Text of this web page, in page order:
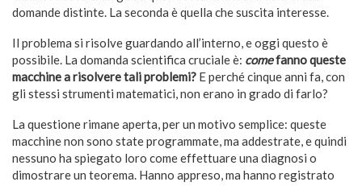
domande distinte. La seconda è quella che suscita interesse.
Il problema si risolve guardando all’interno, e oggi questo è
possibile. La domanda scientifica cruciale è: comefanno queste
macchine a risolvere tali problemi? E perché cinque anni fa, con
gli stessi strumenti matematici, non erano in grado di farlo?
La questione rimane aperta, per un motivo semplice: queste
macchine non sono state programmate, ma addestrate, e quindi
nessuno ha spiegato loro come effettuare una diagnosi o
dimostrare un teorema. Hanno appreso, ma hanno registrato